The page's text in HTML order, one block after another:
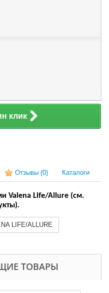
клик
Отзывы (0) Каталоги
Valena Life/Allure (см.
LIFE/ALLURE
ТОВАРЫ